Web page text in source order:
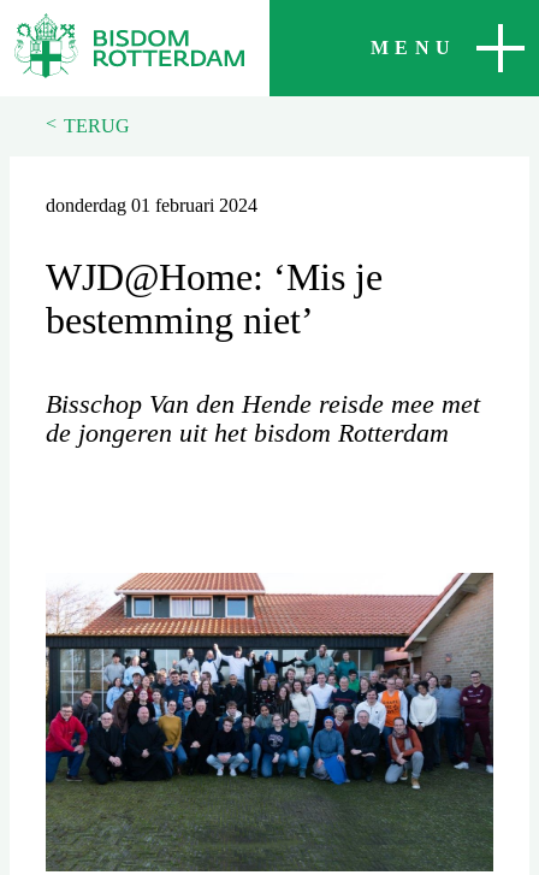
MENU
SLUITEN
< TERUG
donderdag 01 februari 2024
WJD@Home: ‘Mis je
bestemming niet’
Bisschop Van den Hende reisde mee met
de jongeren uit het bisdom Rotterdam